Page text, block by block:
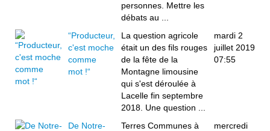
personnes. Mettre les
débats au ...
“Producteur,
c'est moche
comme
mot !“
La question agricole
était un des fils rouges
de la fête de la
Montagne limousine
qui s'est déroulée à
Lacelle fin septembre
2018. Une question ...
mardi 2
juillet 2019
07:55
De Notre-
Terres Communes à
mercredi